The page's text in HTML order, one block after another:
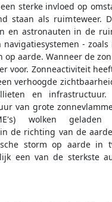
sterke invloed op
staan als ruimteweer.
en astronauten in de
- zoals
aarde. Wanneer de
voor. Zonneactiviteit
verhoogde
en
van grote
wolken
de richting van de
storm op aarde in
een van de sterkste